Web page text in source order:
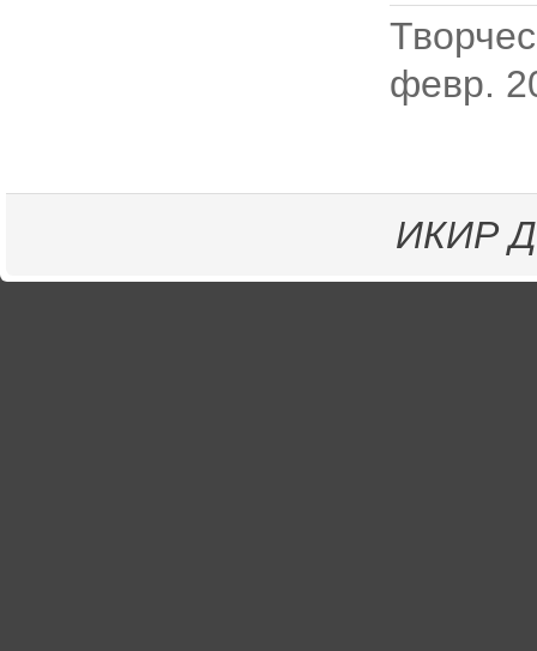
февр.
ИКИР